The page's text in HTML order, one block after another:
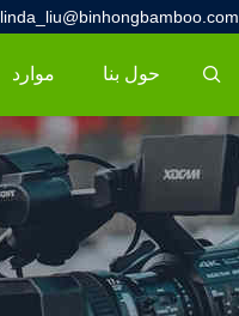
linda_liu@binhongbamboo.com
موارد حول بنا